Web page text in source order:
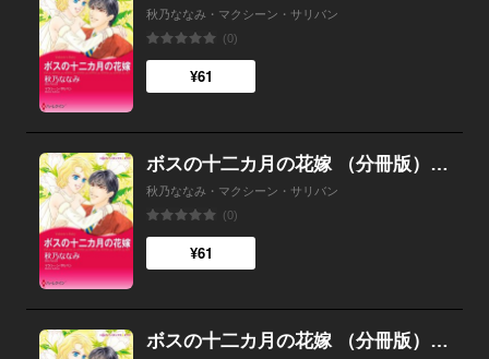
秋乃ななみ・マクシーン・サリバン
(0)
¥61
ボスの十二カ月の花嫁 （分冊版）9話
秋乃ななみ・マクシーン・サリバン
(0)
¥61
ボスの十二カ月の花嫁 （分冊版）8話